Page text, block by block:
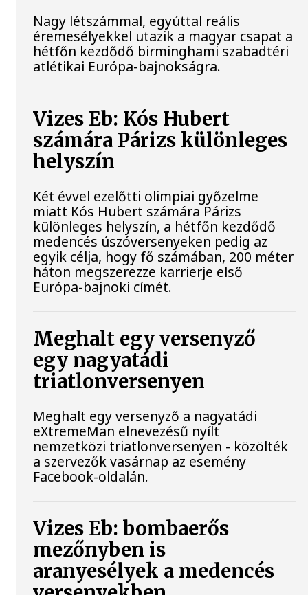
Nagy létszámmal, egyúttal reális
éremesélyekkel utazik a magyar csapat a
hétfőn kezdődő birminghami szabadtéri
atlétikai Európa-bajnokságra.
Vizes Eb: Kós Hubert
számára Párizs különleges
helyszín
Két évvel ezelőtti olimpiai győzelme
miatt Kós Hubert számára Párizs
különleges helyszín, a hétfőn kezdődő
medencés úszóversenyeken pedig az
egyik célja, hogy fő számában, 200 méter
háton megszerezze karrierje első
Európa-bajnoki címét.
Meghalt egy versenyző
egy nagyatádi
triatlonversenyen
Meghalt egy versenyző a nagyatádi
eXtremeMan elnevezésű nyílt
nemzetközi triatlonversenyen - közölték
a szervezők vasárnap az esemény
Facebook-oldalán.
Vizes Eb: bombaerős
mezőnyben is
aranyesélyek a medencés